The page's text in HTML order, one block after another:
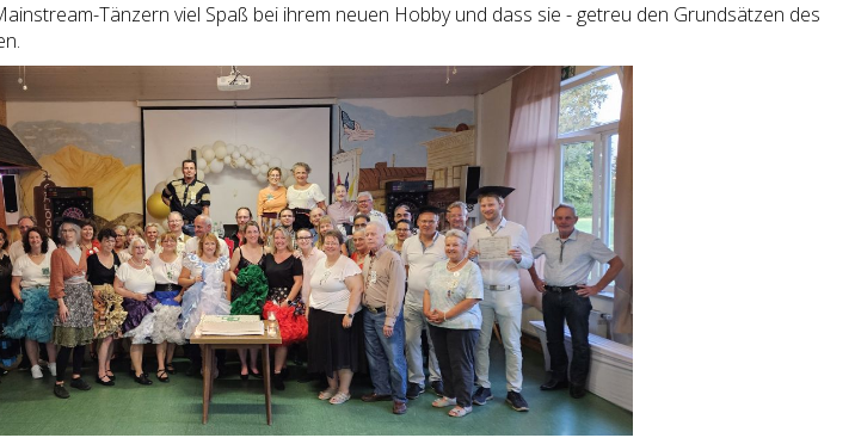
Tänzern viel Spaß bei ihrem neuen Hobby und dass sie - getreu den Grundsätzen des